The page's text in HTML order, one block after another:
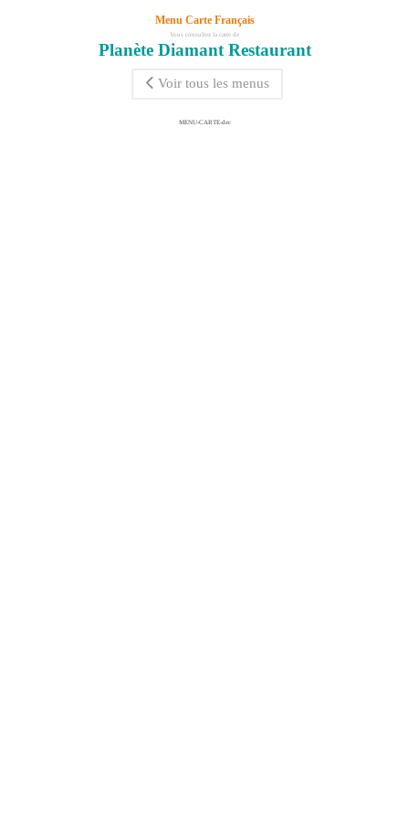
Menu Carte Français
Vous consultez la carte de
Planète Diamant Restaurant
Voir tous les menus
MENU-CARTE-dec